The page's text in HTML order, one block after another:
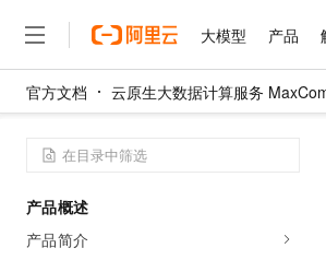
大模型 产品
官方文档 云原生大数据计算服务
产品概述
产品简介
大模型
产品
精选产品
解决方案
精选解决方案
权益
定价
云市场
伙伴
服务
了解阿里云